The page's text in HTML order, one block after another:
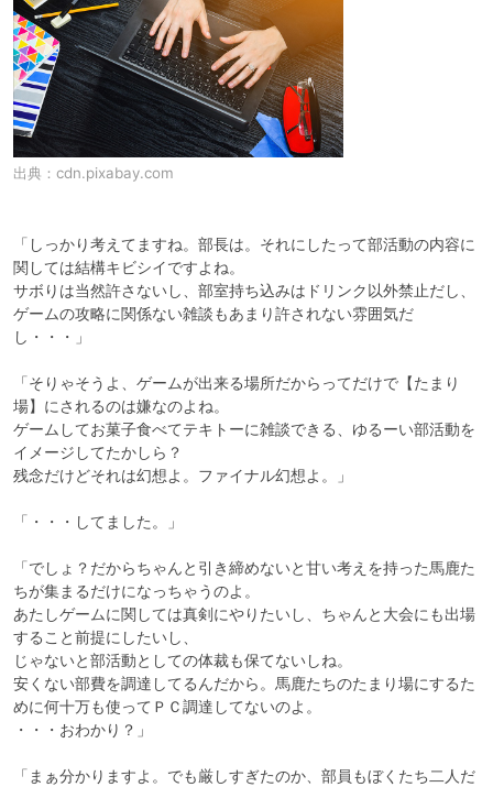
出典： cdn.pixabay.com
「しっかり考えてますね。部長は。それにしたって部活動の内容に
関しては結構キビシイですよね。
サボりは当然許さないし、部室持ち込みはドリンク以外禁止だし、
ゲームの攻略に関係ない雑談もあまり許されない雰囲気だ
し・・・」
「そりゃそうよ、ゲームが出来る場所だからってだけで【たまり
場】にされるのは嫌なのよね。
ゲームしてお菓子食べてテキトーに雑談できる、ゆるーい部活動を
イメージしてたかしら？
残念だけどそれは幻想よ。ファイナル幻想よ。」
「・・・してました。」
「でしょ？だからちゃんと引き締めないと甘い考えを持った馬鹿た
ちが集まるだけになっちゃうのよ。
あたしゲームに関しては真剣にやりたいし、ちゃんと大会にも出場
すること前提にしたいし、
じゃないと部活動としての体裁も保てないしね。
安くない部費を調達してるんだから。馬鹿たちのたまり場にするた
めに何十万も使ってＰＣ調達してないのよ。
・・・おわかり？」
「まぁ分かりますよ。でも厳しすぎたのか、部員もぼくたち二人だ